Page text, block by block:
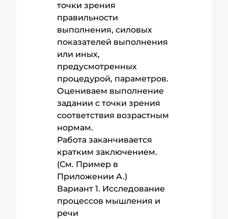
точки зрения
правильности
выполнения, силовых
показателей выполнения
или иных,
предусмотренных
процедурой, параметров.
Оцениваем выполнение
задании с точки зрения
соответствия возрастным
нормам.
Работа заканчивается
кратким заключением.
(См. Пример в
Приложении А.)
Вариант 1. Исследование
процессов мышления и
речи